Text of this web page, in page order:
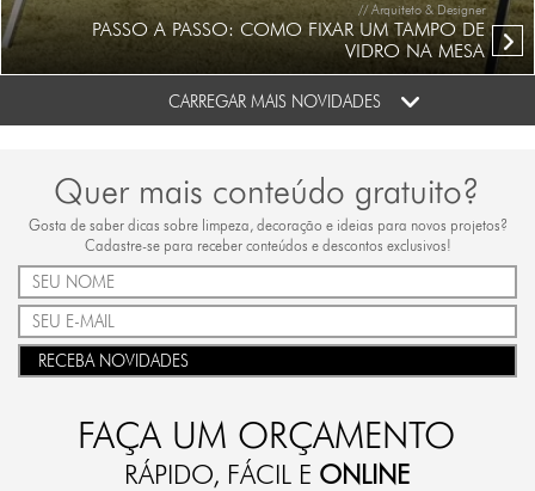
// Arquiteto & Designer
PASSO A PASSO: COMO FIXAR UM TAMPO DE
VIDRO NA MESA
CARREGAR MAIS NOVIDADES
Quer mais conteúdo gratuito?
Gosta de saber dicas sobre limpeza, decoração e ideias para novos projetos?
Cadastre-se para receber conteúdos e descontos exclusivos!
RECEBA NOVIDADES
FAÇA UM ORÇAMENTO
RÁPIDO, FÁCIL E ONLINE